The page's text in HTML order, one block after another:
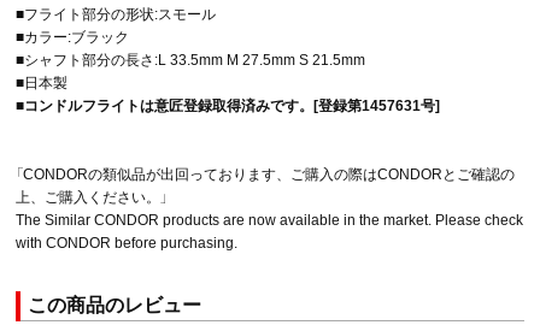
■フライト部分の形状:スモール
■カラー:ブラック
■シャフト部分の長さ:L 33.5mm M 27.5mm S 21.5mm
■日本製
■コンドルフライトは意匠登録取得済みです。[登録第1457631号]
「CONDORの類似品が出回っております、ご購入の際はCONDORとご確認の
上、ご購入ください。」
The Similar CONDOR products are now available in the market. Please check
with CONDOR before purchasing.
この商品のレビュー